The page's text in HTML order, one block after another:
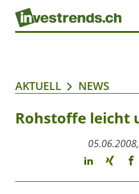
AKTUELL NEWS
Rohstoffe leicht